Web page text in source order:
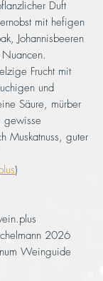
Duft
mit hefigen
Johannisbeeren
Nuancen.
Frucht mit
und
Säure, mürber
Muskatnuss, guter
)
2026
Weinguide